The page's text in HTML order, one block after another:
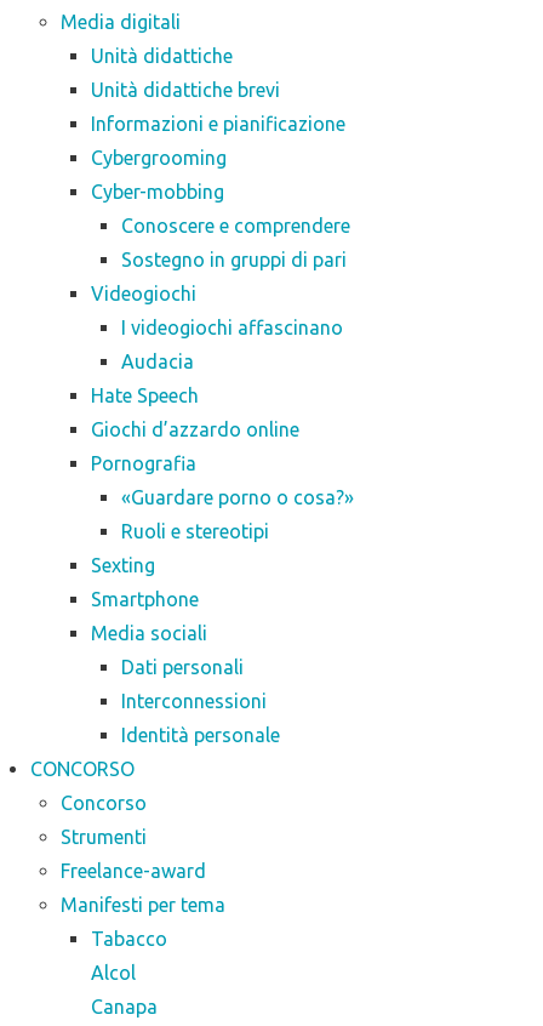
Media digitali
Unità didattiche
Unità didattiche brevi
Informazioni e pianificazione
Cybergrooming
Cyber-mobbing
Conoscere e comprendere
Sostegno in gruppi di pari
Videogiochi
I videogiochi affascinano
Audacia
Hate Speech
Giochi d’azzardo online
Pornografia
«Guardare porno o cosa?»
Ruoli e stereotipi
Sexting
Smartphone
Media sociali
Dati personali
Interconnessioni
Identità personale
CONCORSO
Concorso
Strumenti
Freelance-award
Manifesti per tema
Tabacco
Alcol
Canapa